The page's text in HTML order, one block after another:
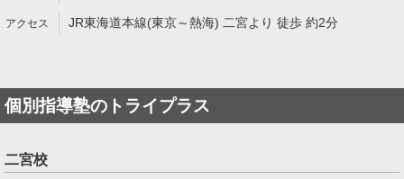
JR東海道本線(東京～熱海) 二宮より 徒歩 約2分
個別指導塾のトライプラス
二宮校